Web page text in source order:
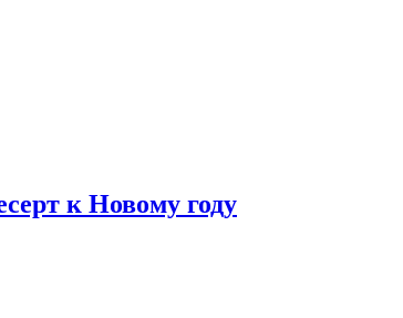
к Новому году